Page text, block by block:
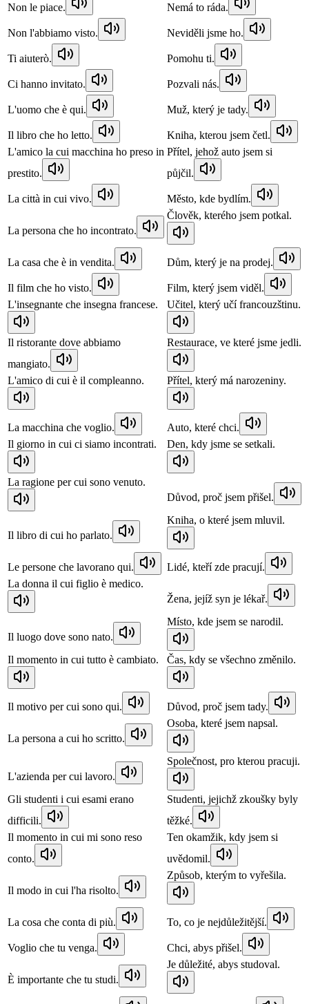
Non le piace. Nemá to ráda.
Non l'abbiamo visto. Neviděli jsme ho.
Ti aiuterò. Pomohu ti.
Ci hanno invitato. Pozvali nás.
L'uomo che è qui. Muž, který je tady.
Il libro che ho letto.
Kniha, kterou jsem četl.
L'amico la cui macchina ho preso in
prestito.
Přítel, jehož auto jsem si
půjčil.
La città in cui vivo. Město, kde bydlím.
La persona che ho incontrato.
Člověk, kterého jsem potkal.
La casa che è in vendita. Dům, který je na prodej.
Il film che ho visto.
Film, který jsem viděl.
L'insegnante che insegna francese.
Učitel, který učí francouzštinu.
Il ristorante dove abbiamo
mangiato.
Restaurace, ve které jsme jedli.
L'amico di cui è il compleanno. Přítel, který má narozeniny.
La macchina che voglio.
Auto, které chci.
Il giorno in cui ci siamo incontrati.
Den, kdy jsme se setkali.
La ragione per cui sono venuto.
Důvod, proč jsem přišel.
Il libro di cui ho parlato.
Kniha, o které jsem mluvil.
Le persone che lavorano qui.
Lidé, kteří zde pracují.
La donna il cui figlio è medico.
Žena, jejíž syn je lékař.
Il luogo dove sono nato.
Místo, kde jsem se narodil.
Il momento in cui tutto è cambiato. Čas, kdy se všechno změnilo.
Il motivo per cui sono qui. Důvod, proč jsem tady.
La persona a cui ho scritto.
Osoba, které jsem napsal.
L'azienda per cui lavoro.
Společnost, pro kterou pracuji.
Gli studenti i cui esami erano
difficili.
Studenti, jejichž zkoušky byly
těžké.
Il momento in cui mi sono reso
conto.
Ten okamžik, kdy jsem si
uvědomil.
Il modo in cui l'ha risolto.
Způsob, kterým to vyřešila.
La cosa che conta di più. To, co je nejdůležitější.
Voglio che tu venga. Chci, abys přišel.
È importante che tu studi.
Je důležité, abys studoval.